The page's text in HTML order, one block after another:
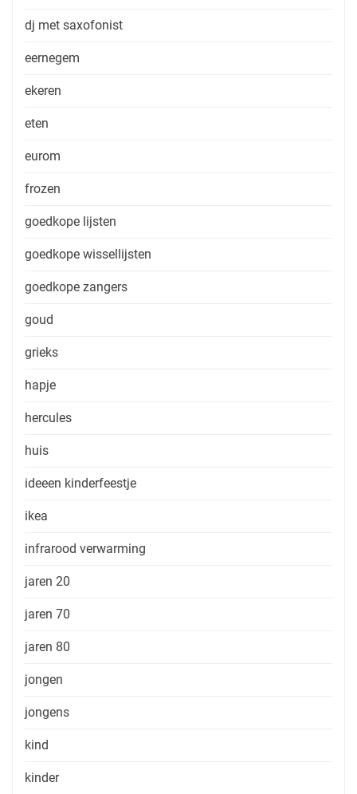
dj met saxofonist
eernegem
ekeren
eten
eurom
frozen
goedkope lijsten
goedkope wissellijsten
goedkope zangers
goud
grieks
hapje
hercules
huis
ideeen kinderfeestje
ikea
infrarood verwarming
jaren 20
jaren 70
jaren 80
jongen
jongens
kind
kinder